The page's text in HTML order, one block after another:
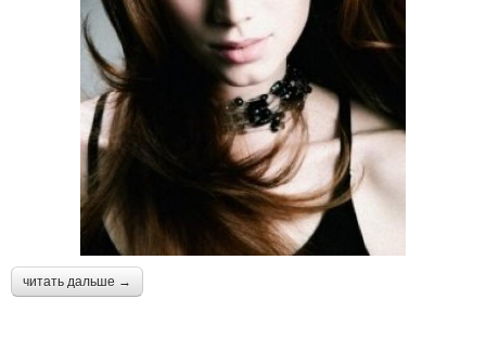
читать дальше →